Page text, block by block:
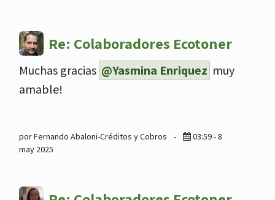
Re: Colaboradores Ecotoner
Muchas gracias @Yasmina Enriquez muy
amable!
por Fernando Abaloni-Créditos y Cobros -
03:59 - 8
may 2025